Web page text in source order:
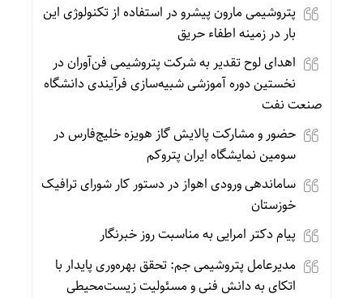
پتروشیمی مارون پیشرو در استفاده از تکنولوژی این
بار در زمینه اطفاء حریق
اهدای لوح تقدیر به شرکت پتروشیمی فن‌آوران در
نخستین دوره آموزشی شبیه‌سازی فرآیندی دانشگاه
صنعت نفت
حضور و مشارکت پالایش گاز هویزه خلیج‌فارس در
سومین نمایشگاه ایران پتروکم
ساماندهی ورودی اهواز در دستور کار شورای ترافیک
خوزستان
پیام دکتر امرایی به مناسبت روز خبرنگار
مدیرعامل پتروشیمی جم: تحقق بهره‌وری پایدار با
اتکای به دانش فنی و مسئولیت زیست‌محیطی